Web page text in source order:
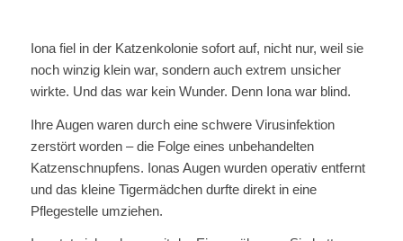
Iona fiel in der Katzenkolonie sofort auf, nicht nur, weil sie
noch winzig klein war, sondern auch extrem unsicher
wirkte. Und das war kein Wunder. Denn Iona war blind.
Ihre Augen waren durch eine schwere Virusinfektion
zerstört worden – die Folge eines unbehandelten
Katzenschnupfens. Ionas Augen wurden operativ entfernt
und das kleine Tigermädchen durfte direkt in eine
Pflegestelle umziehen.